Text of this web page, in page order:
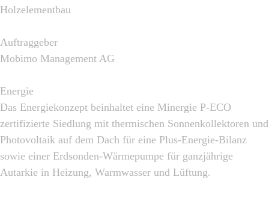
Holzelementbau
Auftraggeber
Mobimo Management AG
Energie
Das Energiekonzept beinhaltet eine Minergie P-ECO
zertifizierte Siedlung mit thermischen Sonnenkollektoren und
Photovoltaik auf dem Dach für eine Plus-Energie-Bilanz
sowie einer Erdsonden-Wärmepumpe für ganzjährige
Autarkie in Heizung, Warmwasser und Lüftung.